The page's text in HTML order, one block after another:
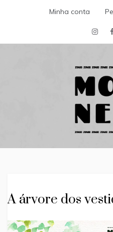
Minha conta
A árvore dos